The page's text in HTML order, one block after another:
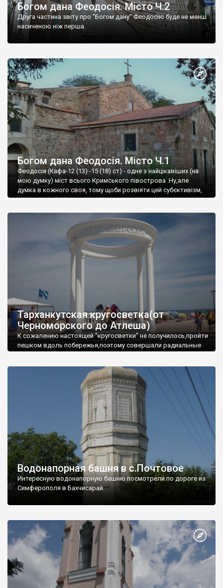
Богом дана Феодосія. Місто Ч.2
Друга частина звіту про "Богом дану" Феодосію буде не менш
насиченою ніж перша.
Богом дана Феодосія. Місто Ч.1
Феодосія (Кафа-12 (13) -15 (18) ст) - одне з найцікавіших (на
мою думку) міст всього Кримського півострова .Ну,але
думка в кожного своя, тому щоби розвіяти цей субєктивізм,
запрошую відвідати це
Тарханкутская кругосветка(от
Черноморского до Атлеша)
К сожалению настоящей "кругосветки" не получилось,пройти
пешком вдоль побережья,поэтому совершали радиальные
Водонапорная башня в с.Почтовое
Интересную водонапорную башню посмотрели по дороге из
Симферополя в Бахчисарай.